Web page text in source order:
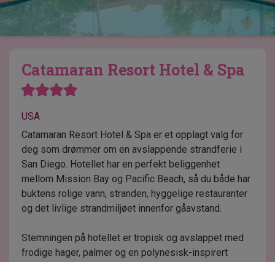
Catamaran Resort Hotel & Spa
USA
Catamaran Resort Hotel & Spa er et opplagt valg for
deg som drømmer om en avslappende strandferie i
San Diego. Hotellet har en perfekt beliggenhet
mellom Mission Bay og Pacific Beach, så du både har
buktens rolige vann, stranden, hyggelige restauranter
og det livlige strandmiljøet innenfor gåavstand.
Stemningen på hotellet er tropisk og avslappet med
frodige hager, palmer og en polynesisk-inspirert